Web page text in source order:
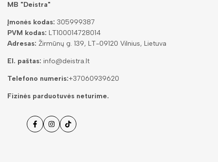
MB "Deistra"
Įmonės kodas: 305999387
PVM kodas: LT100014728014
Adresas: Žirmūnų g. 139, LT-09120 Vilnius, Lietuva
El. paštas: info@deistra.lt
Telefono numeris:+37060939620
Fizinės parduotuvės neturime.
FacebookInstagramas
Tiktok